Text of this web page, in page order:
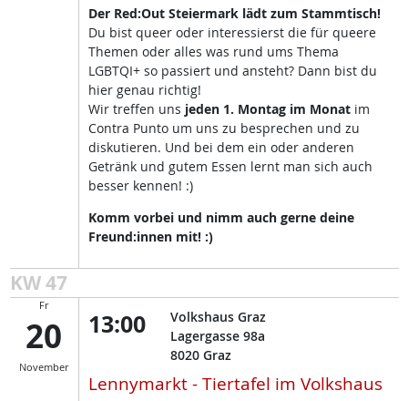
Der Red:Out Steiermark lädt zum Stammtisch!
Du bist queer oder interessierst die für queere
Themen oder alles was rund ums Thema
LGBTQI+ so passiert und ansteht? Dann bist du
hier genau richtig!
Wir treffen uns jeden 1. Montag im Monatim
Contra Punto um uns zu besprechen und zu
diskutieren. Und bei dem ein oder anderen
Getränk und gutem Essen lernt man sich auch
besser kennen! :)
Komm vorbei und nimm auch gerne deine
Freund:innen mit! :)
KW 47
Fr
20
November
13:00
Volkshaus Graz
Lagergasse 98a
8020 Graz
Lennymarkt - Tiertafel im Volkshaus